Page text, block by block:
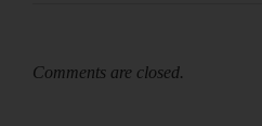
Comments are closed.